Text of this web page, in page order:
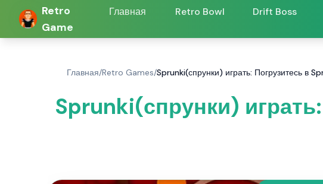
Retro
Game
Главная Retro Bowl Drift Boss
Главная/Retro Games/Sprunki(спрунки) играть: Погрузитесь в
Sprunki(спрунки)